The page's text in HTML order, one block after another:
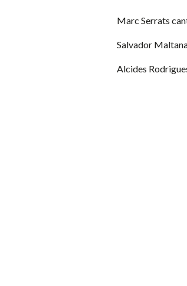
Marc Serrats
Salvador
Alcides